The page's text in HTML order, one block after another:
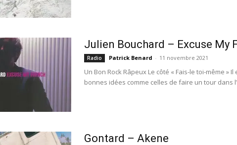
Julien Bouchard – Excuse My
Radio Patrick Benard - 11 novembre 2021
Un Bon Rock Râpeux Le côté « Fais-le toi-même »
bonnes idées comme celles de faire un tour dans
Gontard – Akene